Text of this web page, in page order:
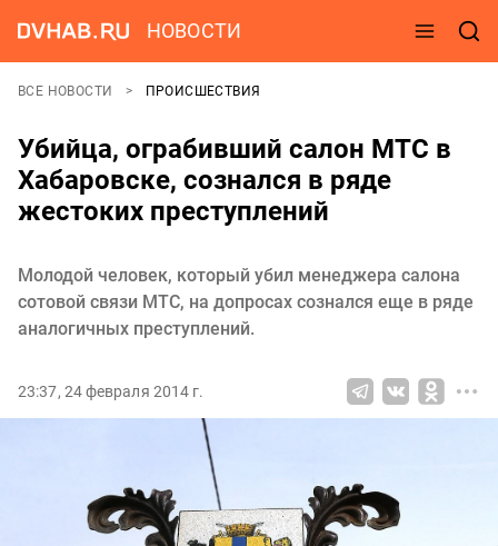
НОВОСТИ
ВСЕ НОВОСТИ ПРОИСШЕСТВИЯ
Убийца, ограбивший салон МТС в
Хабаровске, сознался в ряде
жестоких преступлений
Молодой человек, который убил менеджера салона
сотовой связи МТС, на допросах сознался еще в ряде
аналогичных преступлений.
23:37, 24 февраля 2014 г.